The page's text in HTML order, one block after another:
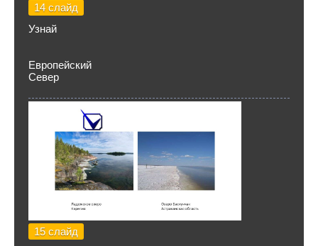
14 слайд
Узнай
Европейский
Север
15 слайд